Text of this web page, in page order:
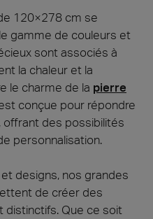
120×278 cm se
gamme de couleurs et
sont associés à
la chaleur et la
le charme de la pierre
conçue pour répondre
offrant des possibilités
personnalisation.
designs, nos grandes
de créer des
distinctifs. Que ce soit